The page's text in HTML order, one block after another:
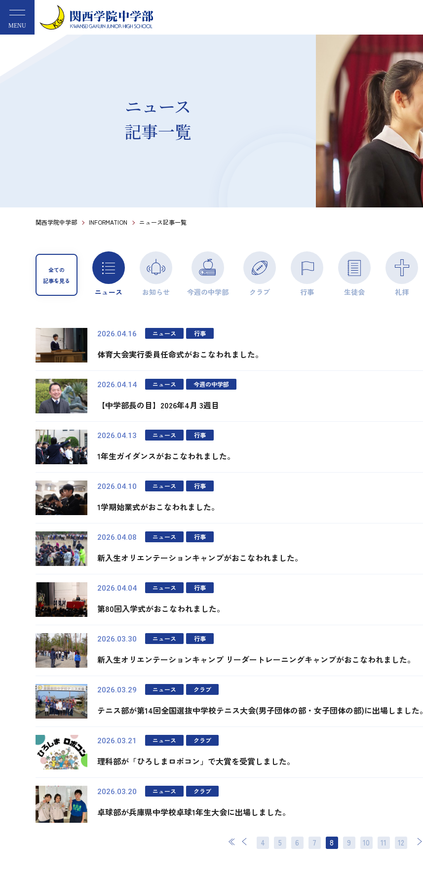
MENU
ニュース
記事一覧
関西学院中学部 INFORMATION ニュース記事一覧
全ての
記事を見る
ニュース お知らせ 今週の中学部 クラブ 行事 生徒会 礼拝
2026.04.16 ニュース 行事
体育大会実行委員任命式がおこなわれました。
2026.04.14 ニュース 今週の中学部
【中学部長の目】2026年4月 3週目
2026.04.13 ニュース 行事
1年生ガイダンスがおこなわれました。
2026.04.10 ニュース 行事
1学期始業式がおこなわれました。
2026.04.08 ニュース 行事
新入生オリエンテーションキャンプがおこなわれました。
2026.04.04 ニュース 行事
第80回入学式がおこなわれました。
2026.03.30 ニュース 行事
新入生オリエンテーションキャンプ リーダートレーニングキャンプがおこなわれました。
2026.03.29 ニュース クラブ
テニス部が第14回全国選抜中学校テニス大会(男子団体の部・女子団体の部)に出場しました。
2026.03.21 ニュース クラブ
理科部が「ひろしまロボコン」で大賞を受賞しました。
2026.03.20 ニュース クラブ
卓球部が兵庫県中学校卓球1年生大会に出場しました。
4 5 6 7 8 9 10 11 12
次 最後